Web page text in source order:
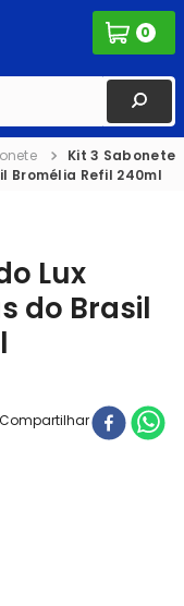
0
Kit 3 Sabonete
Bromélia Refil 240ml
Lux
do Brasil
Compartilhar